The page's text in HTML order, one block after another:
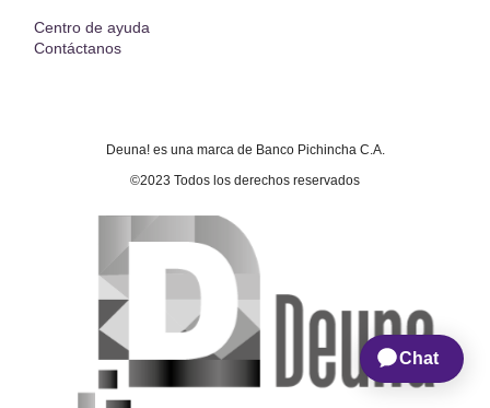
Centro de ayuda
Contáctanos
Deuna! es una marca de Banco Pichincha C.A.
©2023 Todos los derechos reservados